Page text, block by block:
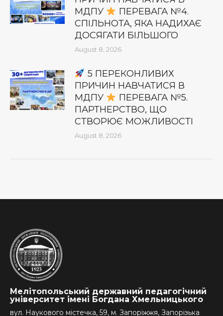
МДПУ
ПЕРЕВАГА №4.
СПІЛЬНОТА, ЯКА НАДИХАЄ
ДОСЯГАТИ БІЛЬШОГО
August 8, 2026
5 ПЕРЕКОНЛИВИХ
ПРИЧИН НАВЧАТИСЯ В
МДПУ
ПЕРЕВАГА №5.
ПАРТНЕРСТВО, ЩО
СТВОРЮЄ МОЖЛИВОСТІ
August 8, 2026
Мелітопольський державний педагогічний
університет імені Богдана Хмельницького
вул. Наукового містечка, 59, м. Запоріжжя, Запорізька